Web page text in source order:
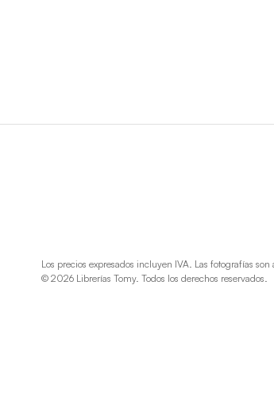
Los precios expresados incluyen IVA. Las fotografías
© 2026 Librerías Tomy. Todos los derechos reservados.